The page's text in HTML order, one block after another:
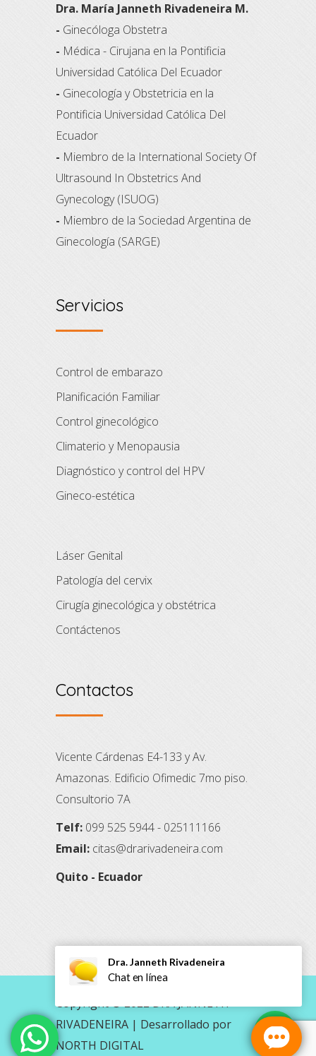
Dra. María Janneth Rivadeneira M.
- Ginecóloga Obstetra
- Médica - Cirujana en la Pontificia
Universidad Católica Del Ecuador
- Ginecología y Obstetricia en la
Pontificia Universidad Católica Del
Ecuador
- Miembro de la International Society Of
Ultrasound In Obstetrics And
Gynecology (ISUOG)
- Miembro de la Sociedad Argentina de
Ginecología (SARGE)
Servicios
Control de embarazo
Planificación Familiar
Control ginecológico
Climaterio y Menopausia
Diagnóstico y control del HPV
Gineco-estética
Láser Genital
Patología del cervix
Cirugía ginecológica y obstétrica
Contáctenos
Contactos
Vicente Cárdenas E4-133 y Av.
Amazonas. Edificio Ofimedic 7mo piso.
Consultorio 7A
Telf: 099 525 5944 - 025111166
Email: citas@drarivadeneira.com
Quito - Ecuador
Copyright © 2022 DRA JANNETH
RIVADENEIRA | Desarrollado por
NORTH DIGITAL